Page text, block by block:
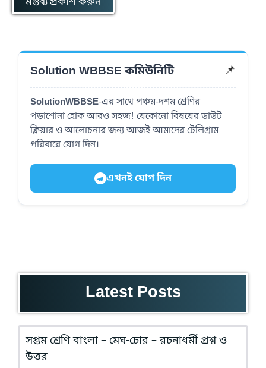
Solution WBBSE কমিউনিটি 📌
SolutionWBBSE-এর সাথে পঞ্চম-দশম শ্রেণির
পড়াশোনা হোক আরও সহজ! যেকোনো বিষয়ের ডাউট
ক্লিয়ার ও আলোচনার জন্য আজই আমাদের টেলিগ্রাম
পরিবারে যোগ দিন।
এখনই যোগ দিন
Latest Posts
সপ্তম শ্রেণি বাংলা – মেঘ-চোর – রচনাধর্মী প্রশ্ন ও
উত্তর